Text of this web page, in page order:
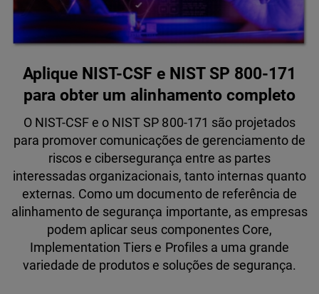
Aplique NIST-CSF e NIST SP 800-171
para obter um alinhamento completo
O NIST-CSF e o NIST SP 800-171 são projetados
para promover comunicações de gerenciamento de
riscos e cibersegurança entre as partes
interessadas organizacionais, tanto internas quanto
externas. Como um documento de referência de
alinhamento de segurança importante, as empresas
podem aplicar seus componentes Core,
Implementation Tiers e Profiles a uma grande
variedade de produtos e soluções de segurança.